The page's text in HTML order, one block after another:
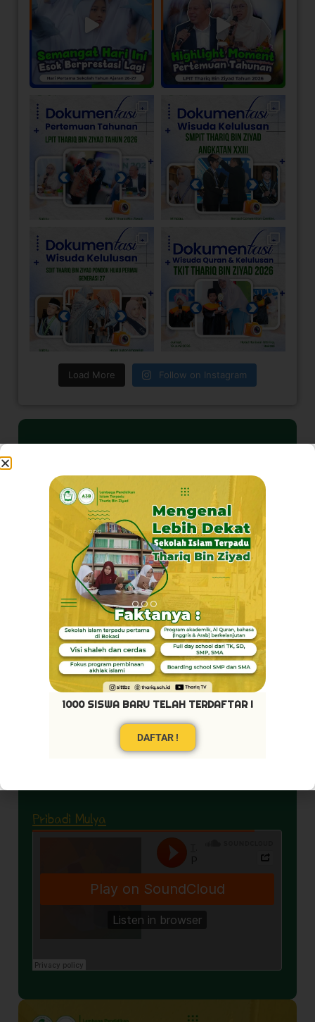
Load More Follow on Instagram
Akhlaq Terpuji
Pribadi Mulya
1000 SISWA BARU TELAH TERDAFTAR !
DAFTAR !